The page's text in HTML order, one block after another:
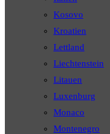
Kosovo
Kroatien
Lettland
Liechtenstein
Litauen
Luxenburg
Monaco
Montenegro